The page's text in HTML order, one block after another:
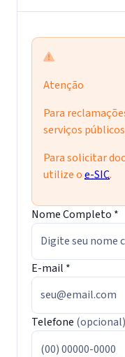
Atenção
Para
serviços
Para solicitar
utilize oe-SIC.
Nome Completo *
E-mail *
Telefone (opcional)